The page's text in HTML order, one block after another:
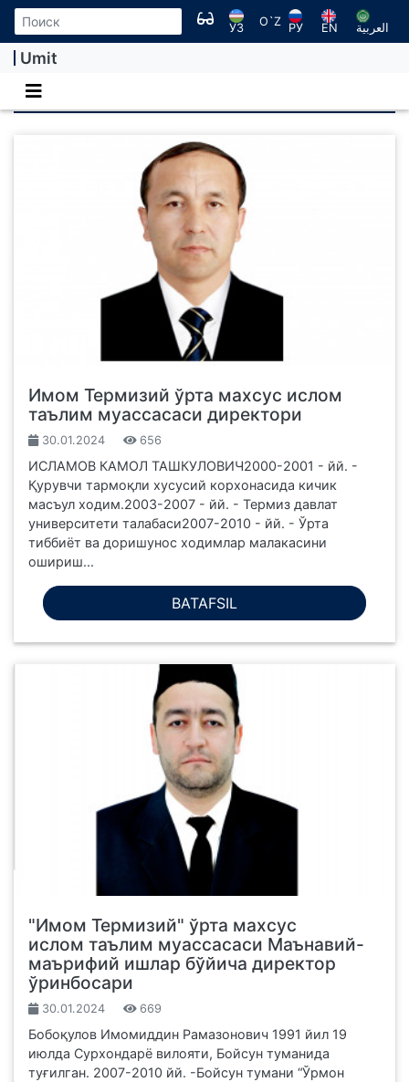
УЗ
O`Z
РУ EN العربية
Umit
РАҲБАРИЯТ
Имом Термизий ўрта махсус ислом
таълим муассасаси директори
30.01.2024 656
ИСЛАМОВ КАМОЛ ТАШКУЛОВИЧ2000-2001 - йй. -
Қурувчи тармоқли хусусий корхонасида кичик
масъул ходим.2003-2007 - йй. - Термиз давлат
университети талабаси2007-2010 - йй. - Ўрта
тиббиёт ва доришунос ходимлар малакасини
ошириш...
BATAFSIL
"Имом Термизий" ўрта махсус
ислом таълим муассасаси Маънавий-
маърифий ишлар бўйича директор
ўринбосари
30.01.2024 669
Бобоқулов Имомиддин Рамазонович 1991 йил 19
июлда Сурхондарё вилояти, Бойсун туманида
туғилган. 2007-2010 йй. -Бойсун тумани “Ўрмон